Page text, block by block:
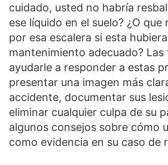
cuidado, usted no habría
ese líquido en el suelo? ¿O
por esa escalera si esta
mantenimiento adecuado?
ayudarle a responder a estas
presentar una imagen más
accidente, documentar sus
eliminar cualquier culpa de su
algunos consejos sobre cómo
como evidencia en su caso de